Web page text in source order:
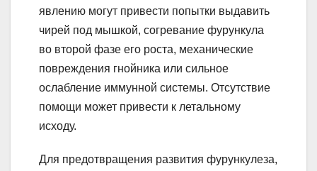
явлению могут привести попытки выдавить
чирей под мышкой, согревание фурункула
во второй фазе его роста, механические
повреждения гнойника или сильное
ослабление иммунной системы. Отсутствие
помощи может привести к летальному
исходу.
Для предотвращения развития фурункулеза,